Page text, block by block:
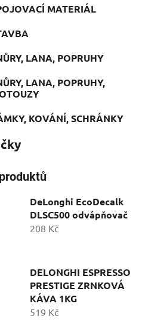
MATERIÁL
LANA, POPRUHY
LANA, POPRUHY,
KOVÁNÍ, SCHRÁNKY
DeLonghi EcoDecalk
DLSC500 odvápňovač
208 Kč
DELONGHI ESPRESSO
PRESTIGE ZRNKOVÁ
KÁVA 1KG
519 Kč